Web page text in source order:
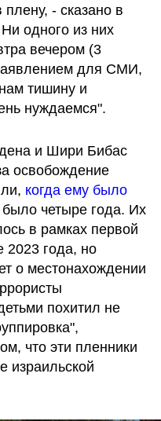
- сказано в
одного из них
вечером (3
для СМИ,
тишину и
нуждаемся".
и Шири Бибас
освобождение
когда ему было
четыре года. Их
в рамках первой
2023 года, но
о местонахождении
похитил не
что эти пленники
израильской